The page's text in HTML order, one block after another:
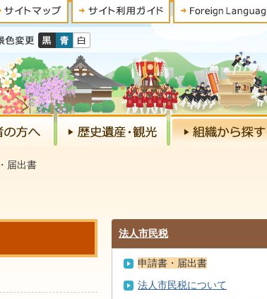
届出書
法人市民税
申請書・届出書
法人市民税について